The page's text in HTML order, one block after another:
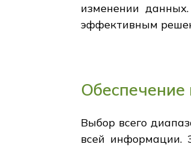
изменении
эффективным
Обеспечение
Выбор всего
всей информации.